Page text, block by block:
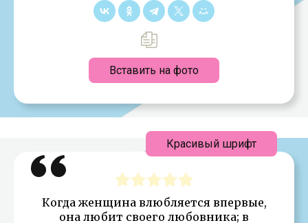
Вставить на фото
Когда женщина влюбляется впервые,
она любит своего любовника; в
Красивый шрифт